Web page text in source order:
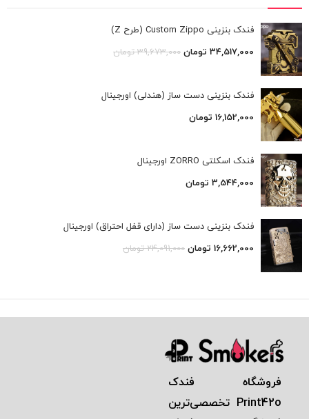
فندک بنزینی Custom Zippo (طرح Z)
34,517,000 تومان 39,673,000 تومان
فندک بنزینی دست ساز (هندلی) اورجینال
16,152,000 تومان
فندک اسکلتی ZORRO اورجینال
3,544,000 تومان
فندک بنزینی دست ساز (دارای قفل احتراق) اورجینال
16,662,000 تومان 24,091,000 تومان
فروشگاه فندک
Print42o تخصصی‌ترين